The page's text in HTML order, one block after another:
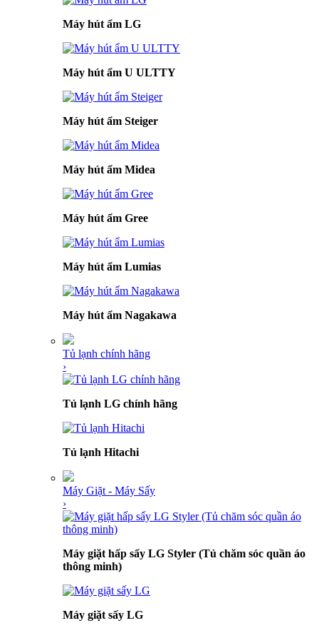
Máy hút ẩm LG
Máy hút ẩm U ULTTY
Máy hút ẩm Steiger
Máy hút ẩm Midea
Máy hút ẩm Gree
Máy hút ẩm Lumias
Máy hút ẩm Nagakawa
Tủ lạnh chính hãng
›
Tủ lạnh LG chính hãng
Tủ lạnh Hitachi
Máy Giặt - Máy Sấy
›
Máy giặt hấp sấy LG Styler (Tủ chăm sóc quần áo
thông minh)
Máy giặt sấy LG